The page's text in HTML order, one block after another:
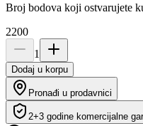
Broj bodova koji ostvarujete
2200
1
Dodaj u korpu
Pronađi u prodavnici
2+3 godine komercijalne